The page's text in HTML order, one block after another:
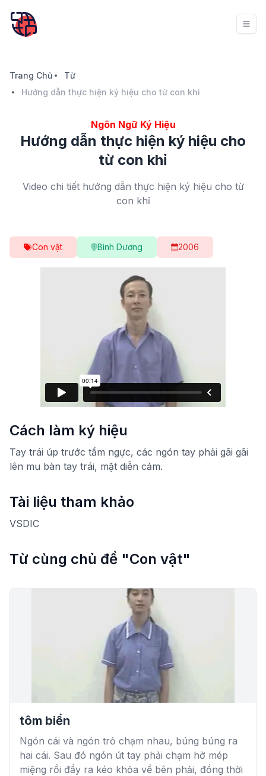
Trang Chủ
Từ
Hướng dẫn thực hiện ký hiệu cho từ con khỉ
Ngôn Ngữ Ký Hiệu
Hướng dẫn thực hiện ký hiệu cho
từ con khỉ
Video chi tiết hướng dẫn thực hiện ký hiệu cho từ
con khỉ
Con vật Bình Dương 2006
Cách làm ký hiệu
Tay trái úp trước tầm ngực, các ngón tay phải gãi gãi
lên mu bàn tay trái, mặt diễn cảm.
Tài liệu tham khảo
VSDIC
Từ cùng chủ đề "Con vật"
tôm biển
Ngón cái và ngón trỏ chạm nhau, búng búng ra
hai cái. Sau đó ngón út tay phải chạm hờ mép
miệng rồi đẩy ra kéo khỏa về bên phải, đồng thời